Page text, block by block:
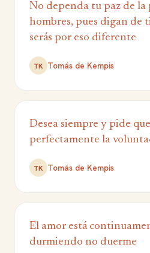
No dependa tu paz de la
hombres, pues digan de
serás por eso diferente
TK Tomás de Kempis
Desea siempre y pide
perfectamente la
TK Tomás de Kempis
El amor está
durmiendo no duerme